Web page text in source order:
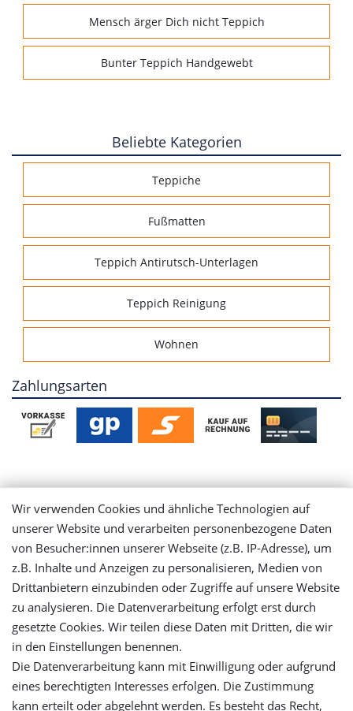
Mensch ärger Dich nicht Teppich
Bunter Teppich Handgewebt
Beliebte Kategorien
Teppiche
Fußmatten
Teppich Antirutsch-Unterlagen
Teppich Reinigung
Wohnen
Zahlungsarten
Mein Konto
Login
Registrieren
Versandinformationen
Let's stay connected
Wir verwenden Cookies und ähnliche Technologien auf
unserer Website und verarbeiten personenbezogene Daten
von Besucher:innen unserer Webseite (z.B. IP-Adresse), um
z.B. Inhalte und Anzeigen zu personalisieren, Medien von
Drittanbietern einzubinden oder Zugriffe auf unsere Website
zu analysieren. Die Datenverarbeitung erfolgt erst durch
gesetzte Cookies. Wir teilen diese Daten mit Dritten, die wir
in den Einstellungen benennen.
Die Datenverarbeitung kann mit Einwilligung oder aufgrund
eines berechtigten Interesses erfolgen. Die Zustimmung
kann erteilt oder abgelehnt werden. Es besteht das Recht,